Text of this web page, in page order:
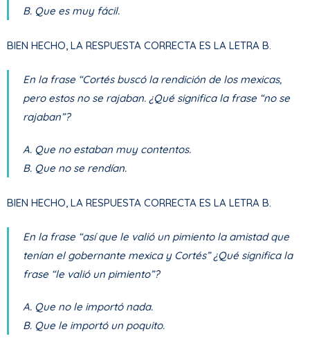
B. Que es muy fácil.
BIEN HECHO, LA RESPUESTA CORRECTA ES LA LETRA B.
En la frase “Cortés buscó la rendición de los mexicas,
pero estos no se rajaban. ¿Qué significa la frase “no se
rajaban”?
A. Que no estaban muy contentos.
B. Que no se rendían.
BIEN HECHO, LA RESPUESTA CORRECTA ES LA LETRA B.
En la frase “así que le valió un pimiento la amistad que
tenían el gobernante mexica y Cortés” ¿Qué significa la
frase “le valió un pimiento”?
A. Que no le importó nada.
B. Que le importó un poquito.